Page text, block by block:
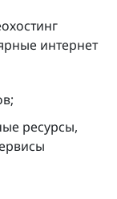
интернет
ресурсы,